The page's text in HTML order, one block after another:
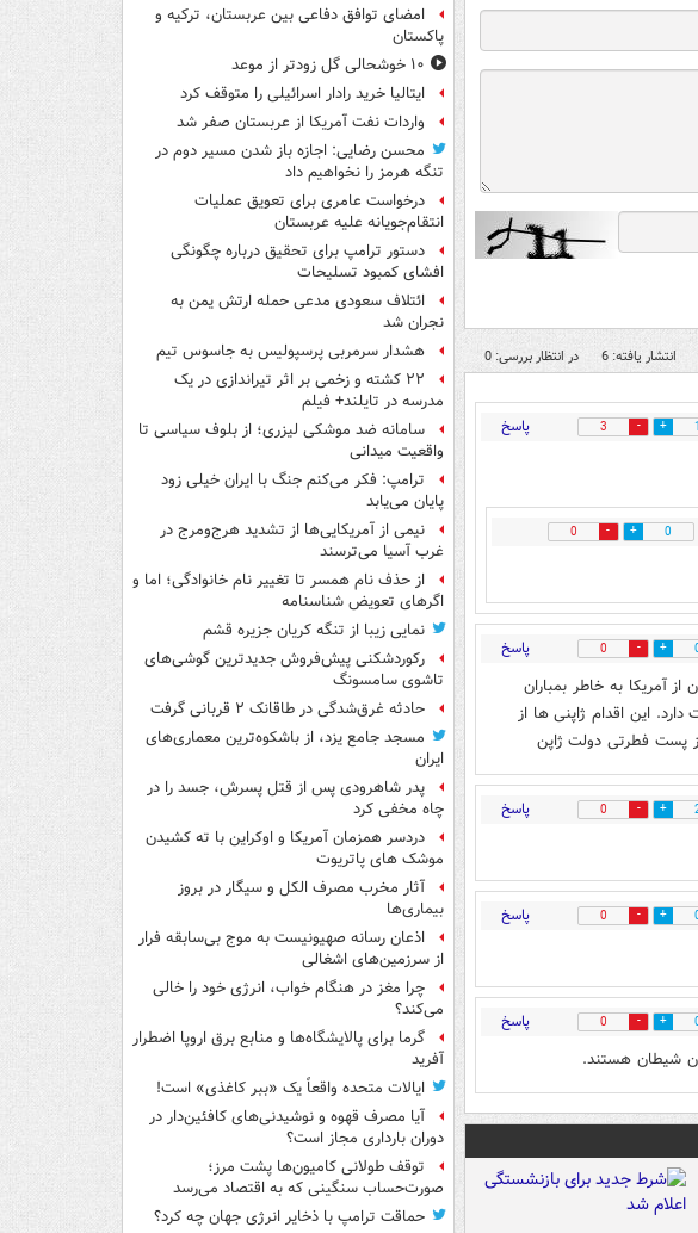
انتشار یافته: 6 در انتظار بررسی: 0
1
3 پاسخ
0
0
0 پاسخ
آمریکا به خاطر بمباران
این اقدام ژاپنی ها از
پست فطرتی دولت ژاپن
0 پاسخ
0 پاسخ
0 پاسخ
شیطان هستند.
امضای توافق دفاعی بین عربستان، ترکیه و
پاکستان
۱۰ خوشحالی گل زودتر از موعد
ایتالیا خرید رادار اسرائیلی را متوقف کرد
واردات نفت آمریکا از عربستان صفر شد
محسن رضایی: اجازه باز شدن مسیر دوم در
تنگه هرمز را نخواهیم داد
درخواست عامری برای تعویق عملیات
انتقام‌جویانه علیه عربستان
دستور ترامپ برای تحقیق درباره چگونگی
افشای کمبود تسلیحات
ائتلاف سعودی مدعی حمله ارتش یمن به
نجران شد
هشدار سرمربی پرسپولیس به جاسوس تیم
۲۲ کشته و زخمی بر اثر تیراندازی در یک
مدرسه در تایلند+ فیلم
سامانه ضد موشکی لیزری؛ از بلوف سیاسی تا
واقعیت میدانی
ترامپ: فکر می‌کنم جنگ با ایران خیلی زود
پایان می‌یابد
نیمی از آمریکایی‌ها از تشدید هرج‌ومرج در
غرب آسیا می‌ترسند
از حذف نام همسر تا تغییر نام خانوادگی؛ اما و
اگرهای تعویض شناسنامه
نمایی زیبا از تنگه کریان جزیره قشم
رکوردشکنی پیش‌فروش جدیدترین گوشی‌های
تاشوی سامسونگ
حادثه غرق‌شدگی در طاقانک ۲ قربانی گرفت
مسجد جامع یزد، از باشکوه‌ترین معماری‌های
ایران
پدر شاهرودی پس از قتل پسرش، جسد را در
چاه مخفی کرد
دردسر همزمان آمریکا و اوکراین با ته کشیدن
موشک های پاتریوت
آثار مخرب مصرف الکل و سیگار در بروز
بیماری‌ها
اذعان رسانه صهیونیست به موج بی‌سابقه فرار
از سرزمین‌های اشغالی
چرا مغز در هنگام خواب، انرژی خود را خالی
می‌کند؟
گرما برای پالایشگاه‌ها و منابع برق اروپا اضطرار
آفرید
ایالات متحده واقعاً یک «ببر کاغذی» است!
آیا مصرف قهوه و نوشیدنی‌های کافئین‌دار در
دوران بارداری مجاز است؟
توقف طولانی کامیون‌ها پشت مرز؛
صورت‌حساب سنگینی که به اقتصاد می‌رسد
حماقت ترامپ با ذخایر انرژی جهان چه کرد؟